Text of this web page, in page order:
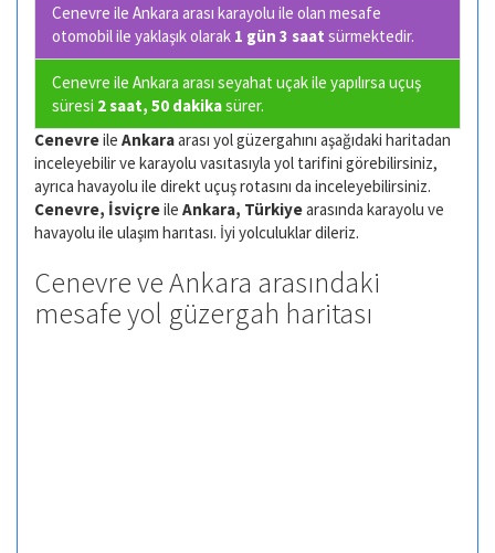
Cenevre ile Ankara arası karayolu ile olan mesafe
otomobil ile yaklaşık olarak 1 gün 3 saat sürmektedir.
Cenevre ile Ankara arası seyahat uçak ile yapılırsa uçuş
süresi 2 saat, 50 dakikasürer.
Cenevreile Ankaraarası yol güzergahını aşağıdaki haritadan
inceleyebilir ve karayolu vasıtasıyla yol tarifini görebilirsiniz,
ayrıca havayolu ile direkt uçuş rotasını da inceleyebilirsiniz.
Cenevre, İsviçreile Ankara, Türkiyearasında karayolu ve
havayolu ile ulaşım harıtası. İyi yolculuklar dileriz.
Cenevre ve Ankara arasındaki
mesafe yol güzergah haritası